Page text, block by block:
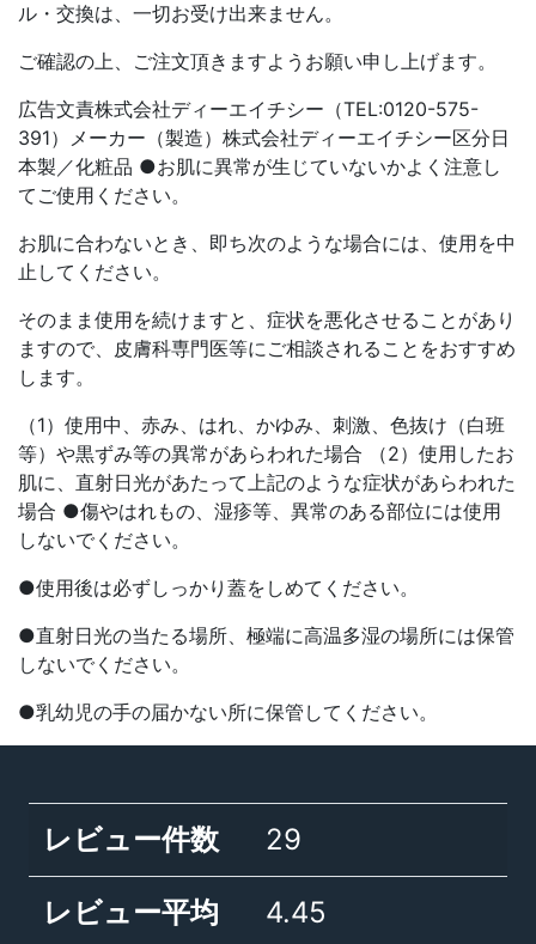
ル・交換は、一切お受け出来ません。
ご確認の上、ご注文頂きますようお願い申し上げます。
広告文責株式会社ディーエイチシー（TEL:0120-575-
391）メーカー（製造）株式会社ディーエイチシー区分日
本製／化粧品 ●お肌に異常が生じていないかよく注意し
てご使用ください。
お肌に合わないとき、即ち次のような場合には、使用を中
止してください。
そのまま使用を続けますと、症状を悪化させることがあり
ますので、皮膚科専門医等にご相談されることをおすすめ
します。
（1）使用中、赤み、はれ、かゆみ、刺激、色抜け（白班
等）や黒ずみ等の異常があらわれた場合 （2）使用したお
肌に、直射日光があたって上記のような症状があらわれた
場合 ●傷やはれもの、湿疹等、異常のある部位には使用
しないでください。
●使用後は必ずしっかり蓋をしめてください。
●直射日光の当たる場所、極端に高温多湿の場所には保管
しないでください。
●乳幼児の手の届かない所に保管してください。
レビュー件数 29
レビュー平均 4.45